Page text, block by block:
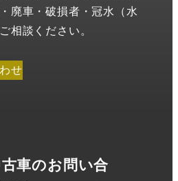
廃車・破損者・冠水（水
相談ください。
せ
車のお問い合